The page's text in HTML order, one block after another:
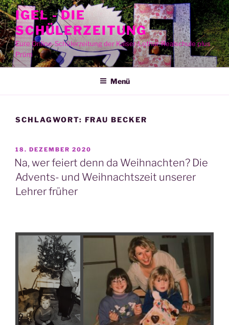
Zum
Inhalt
springen
IGEL - DIE
SCHÜLERZEITUNG
Eure Online-Schülerzeitung der Kaiser-Lothar-Realschule plus
Prüm
Menü
SCHLAGWORT: FRAU BECKER
VERÖFFENTLICHT
AM
18. DEZEMBER 2020
Na, wer feiert denn da Weihnachten? Die
Advents- und Weihnachtszeit unserer
Lehrer früher